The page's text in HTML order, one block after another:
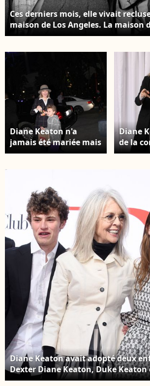
Ces derniers mois, elle vivait
maison de Los Angeles. La maison
Keaton dans le quartier de
Diane Keaton n'a
jamais été mariée mais
a vécu plusieurs
Diane Keaton en
balade avec sa fille
adoptive Dexter, à
Beverly Hills, Los
Angeles, CA, USA, le 7
février 2006. Photo par
Limelight
Pictures/ABACAPRESS.COM
Diane
de la
presse
Photo
Hosain/
Diane Keaton avait adopté deux
Dexter Diane Keaton, Duke Keaton
Keaton lors de la première du